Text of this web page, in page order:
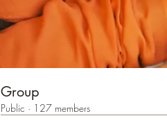
Group
Public · 127 members